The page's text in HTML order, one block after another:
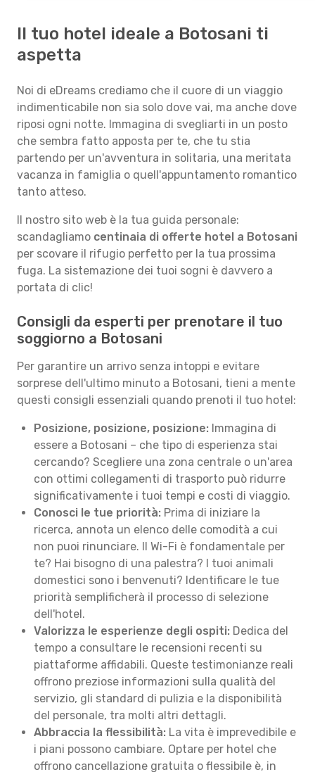
Il tuo hotel ideale a Botosani ti
aspetta
Noi di eDreams crediamo che il cuore di un viaggio
indimenticabile non sia solo dove vai, ma anche dove
riposi ogni notte. Immagina di svegliarti in un posto
che sembra fatto apposta per te, che tu stia
partendo per un'avventura in solitaria, una meritata
vacanza in famiglia o quell'appuntamento romantico
tanto atteso.
Il nostro sito web è la tua guida personale:
scandagliamo centinaia di offerte hotel a Botosani
per scovare il rifugio perfetto per la tua prossima
fuga. La sistemazione dei tuoi sogni è davvero a
portata di clic!
Consigli da esperti per prenotare il tuo
soggiorno a Botosani
Per garantire un arrivo senza intoppi e evitare
sorprese dell'ultimo minuto a Botosani, tieni a mente
questi consigli essenziali quando prenoti il tuo hotel:
Posizione, posizione, posizione: Immagina di
essere a Botosani – che tipo di esperienza stai
cercando? Scegliere una zona centrale o un'area
con ottimi collegamenti di trasporto può ridurre
significativamente i tuoi tempi e costi di viaggio.
Conosci le tue priorità: Prima di iniziare la
ricerca, annota un elenco delle comodità a cui
non puoi rinunciare. Il Wi-Fi è fondamentale per
te? Hai bisogno di una palestra? I tuoi animali
domestici sono i benvenuti? Identificare le tue
priorità semplificherà il processo di selezione
dell'hotel.
Valorizza le esperienze degli ospiti: Dedica del
tempo a consultare le recensioni recenti su
piattaforme affidabili. Queste testimonianze reali
offrono preziose informazioni sulla qualità del
servizio, gli standard di pulizia e la disponibilità
del personale, tra molti altri dettagli.
Abbraccia la flessibilità: La vita è imprevedibile e
i piani possono cambiare. Optare per hotel che
offrono cancellazione gratuita o flessibile è, in